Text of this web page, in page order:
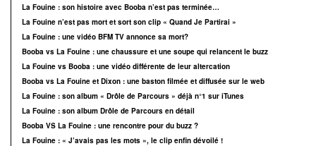
La Fouine : son histoire avec Booba n’est pas terminée…
La Fouine n’est pas mort et sort son clip « Quand Je Partirai »
La Fouine : une vidéo BFM TV annonce sa mort?
Booba vs La Fouine : une chaussure et une soupe qui relancent le buzz
La Fouine vs Booba : une vidéo différente de leur altercation
Booba vs La Fouine et Dixon : une baston filmée et diffusée sur le web
La Fouine : son album « Drôle de Parcours » déjà n°1 sur iTunes
La Fouine : son album Drôle de Parcours en détail
Booba VS La Fouine : une rencontre pour du buzz ?
La Fouine : « J’avais pas les mots », le clip enfin dévoilé !